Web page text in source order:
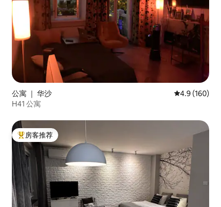
公寓 ｜ 华沙 平均评分 4.9
4.9 (160)
H41 公寓
热门「房客推荐」
房客推荐